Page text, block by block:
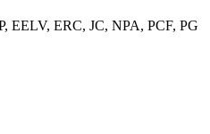
EELV, ERC, JC, NPA, PCF, PG